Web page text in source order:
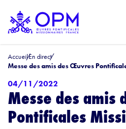
AccueilEn direct
Messe des amis des Œuvres
04/11/2022
Messe des amis
Pontificales